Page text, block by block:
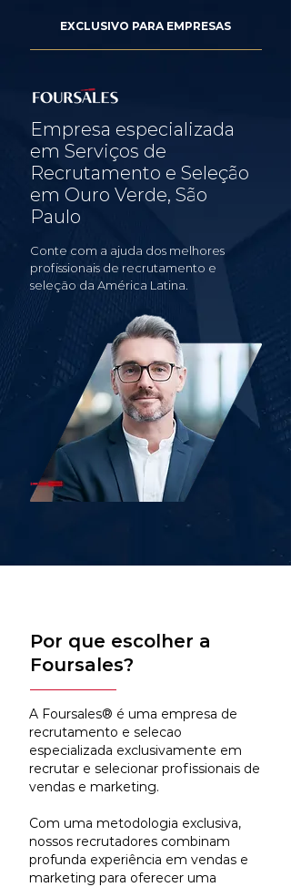
EXCLUSIVO PARA EMPRESAS
Empresa especializada
em Serviços de
Recrutamento e Seleção
em Ouro Verde, São
Paulo
Conte com a ajuda dos melhores
profissionais de recrutamento e
seleção da América Latina.
Por que escolher a
Foursales?
A Foursales® é uma empresa de
recrutamento e selecao
especializada exclusivamente em
recrutar e selecionar profissionais de
vendas e marketing.
Com uma metodologia exclusiva,
nossos recrutadores combinam
profunda experiência em vendas e
marketing para oferecer uma